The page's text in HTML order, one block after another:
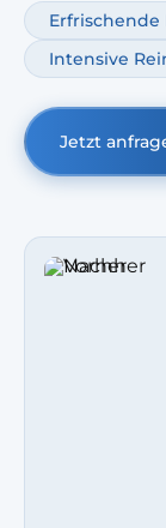
optional
Erfrischende
Intensive
Jetzt